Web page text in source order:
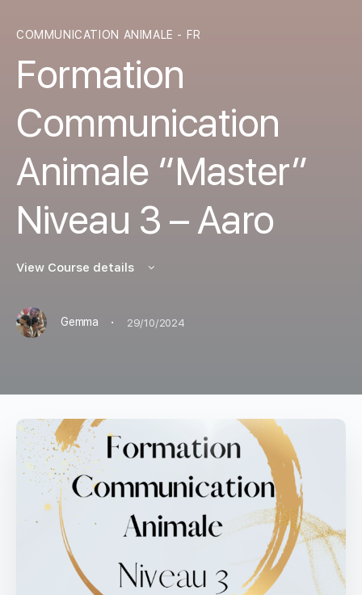
COMMUNICATION ANIMALE - FR
Formation
Communication
Animale “Master”
Niveau 3 – Aaro
View Course details
Gemma · 29/10/2024